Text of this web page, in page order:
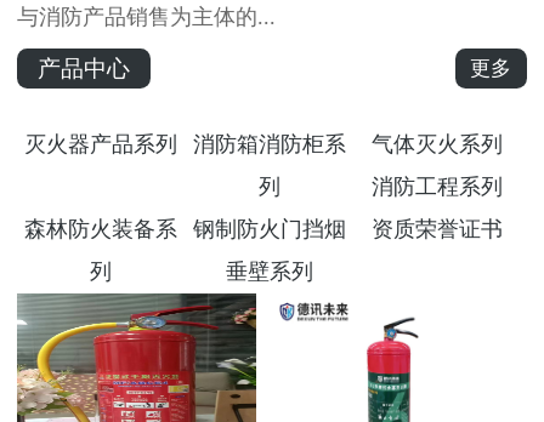
与消防产品销售为主体的...
更多
产品中心
灭火器产品系列
消防箱消防柜系
列
气体灭火系列
消防工程系列
森林防火装备系
列
钢制防火门挡烟
垂壁系列
资质荣誉证书